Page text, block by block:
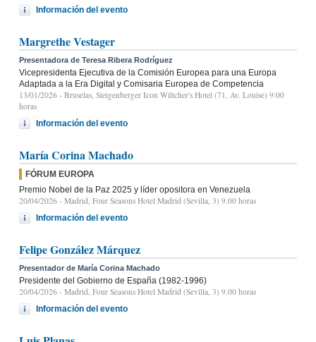
Información del evento
Margrethe Vestager
Presentadora de Teresa Ribera Rodríguez
Vicepresidenta Ejecutiva de la Comisión Europea para una Europa
Adaptada a la Era Digital y Comisaria Europea de Competencia
13/01/2026 - Bruselas, Steigenberger Icon Wiltcher's Hotel (71, Av. Louise) 9:00
horas
Información del evento
María Corina Machado
FÓRUM EUROPA
Premio Nobel de la Paz 2025 y líder opositora en Venezuela
20/04/2026 - Madrid, Four Seasons Hotel Madrid (Sevilla, 3) 9.00 horas
Información del evento
Felipe González Márquez
Presentador de María Corina Machado
Presidente del Gobierno de España (1982-1996)
20/04/2026 - Madrid, Four Seasons Hotel Madrid (Sevilla, 3) 9.00 horas
Información del evento